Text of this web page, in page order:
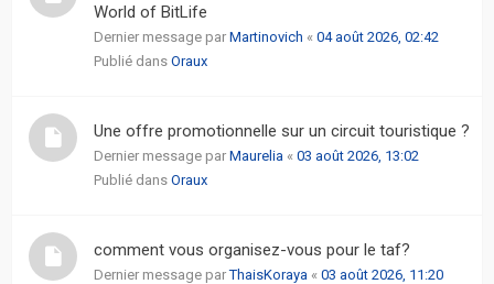
World of BitLife
Dernier message par Martinovich « 04 août 2026, 02:42
Publié dans Oraux
Une offre promotionnelle sur un circuit touristique ?
Dernier message par Maurelia « 03 août 2026, 13:02
Publié dans Oraux
comment vous organisez-vous pour le taf?
Dernier message parThaisKoraya « 03 août 2026, 11:20